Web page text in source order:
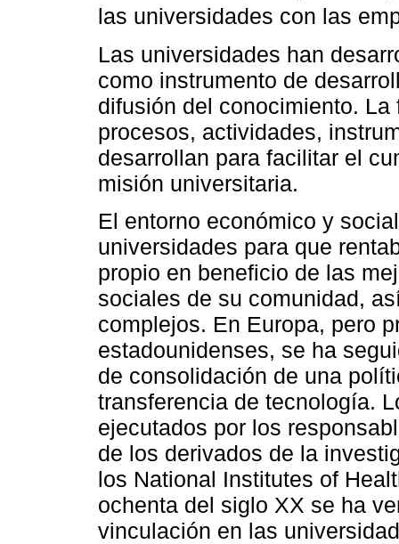
las universidades con las
Las universidades han
como instrumento de
difusión del conocimiento.
procesos, actividades,
desarrollan para facilitar el
misión universitaria.
El entorno económico y
universidades para que
propio en beneficio de las
sociales de su comunidad,
complejos. En Europa, pero
estadounidenses, se ha
de consolidación de una
transferencia de tecnología.
ejecutados por los
de los derivados de la
los National Institutes of
ochenta del siglo XX se ha
vinculación en las